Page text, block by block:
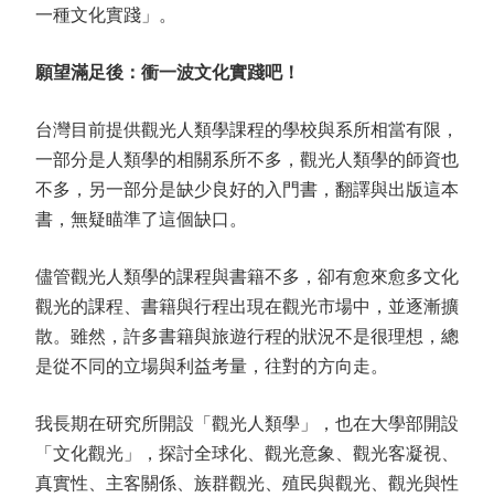
一種文化實踐」。
願望滿足後：衝一波文化實踐吧！
台灣目前提供觀光人類學課程的學校與系所相當有限，
一部分是人類學的相關系所不多，觀光人類學的師資也
不多，另一部分是缺少良好的入門書，翻譯與出版這本
書，無疑瞄準了這個缺口。
儘管觀光人類學的課程與書籍不多，卻有愈來愈多文化
觀光的課程、書籍與行程出現在觀光市場中，並逐漸擴
散。雖然，許多書籍與旅遊行程的狀況不是很理想，總
是從不同的立場與利益考量，往對的方向走。
我長期在研究所開設「觀光人類學」，也在大學部開設
「文化觀光」，探討全球化、觀光意象、觀光客凝視、
真實性、主客關係、族群觀光、殖民與觀光、觀光與性